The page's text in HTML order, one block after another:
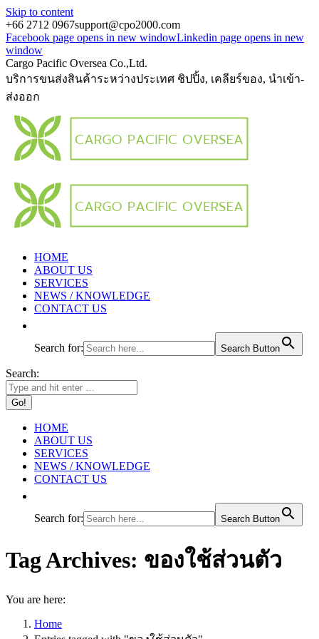
Skip to content
+66 2712 0967support@cpo2000.com
Facebook page opens in new windowLinkedin page opens in new
window
Cargo Pacific Oversea Co.,Ltd.
บริการขนส่งสินค้าระหว่างประเทศ ชิปปิ้ง, เคลียร์ของ, นำเข้า-
ส่งออก
HOME
ABOUT US
SERVICES
NEWS / KNOWLEDGE
CONTACT US
Search for: Search Button
Search:
HOME
ABOUT US
SERVICES
NEWS / KNOWLEDGE
CONTACT US
Search for: Search Button
Tag Archives: ของใช้ส่วนตัว
You are here:
Home